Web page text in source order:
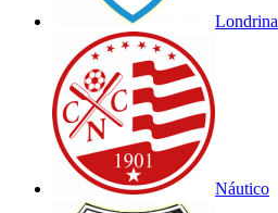
Londrina
Náutico